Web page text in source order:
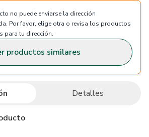
no puede enviarse la dirección
Por favor, elige otra o revisa los productos
para tu dirección.
productos similares
Detalles